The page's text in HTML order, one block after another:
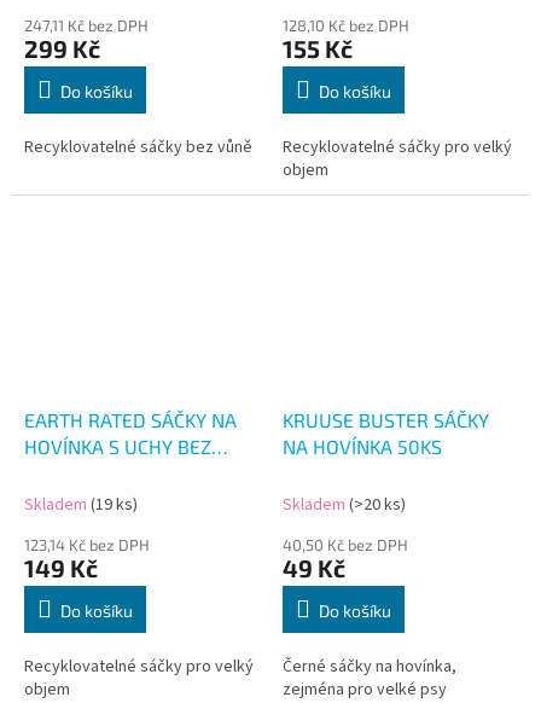
247,11 Kč bez DPH
299 Kč
Do košíku
Recyklovatelné sáčky bez vůně
128,10 Kč bez DPH
155 Kč
Do košíku
Recyklovatelné sáčky pro velký
objem
EARTH RATED SÁČKY NA
HOVÍNKA S UCHY BEZ
Skladem (19 ks)
123,14 Kč bez DPH
149 Kč
Do košíku
Recyklovatelné sáčky pro velký
objem
KRUUSE BUSTER SÁČKY
NA HOVÍNKA 50KS
Skladem (>20 ks)
40,50 Kč bez DPH
49 Kč
Do košíku
Černé sáčky na hovínka,
zejména pro velké psy